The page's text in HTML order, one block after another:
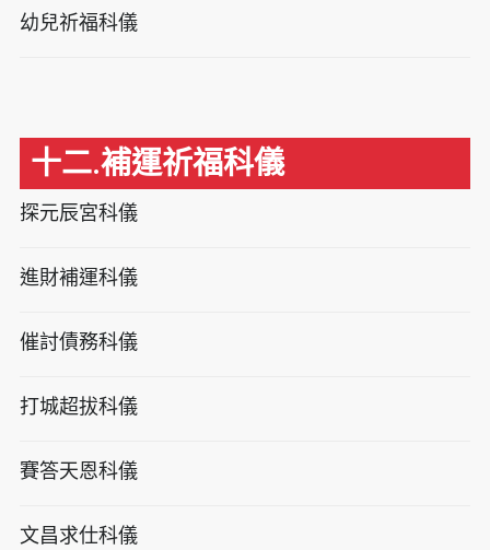
幼兒祈福科儀
十二.補運祈福科儀
探元辰宮科儀
進財補運科儀
催討債務科儀
打城超拔科儀
賽答天恩科儀
文昌求仕科儀